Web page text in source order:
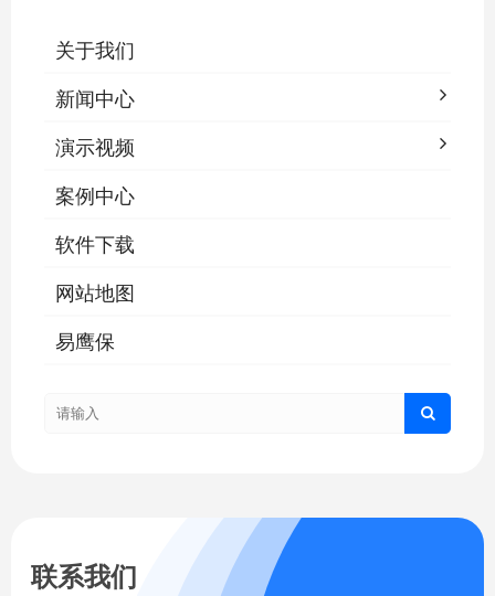
关于我们
新闻中心
演示视频
案例中心
软件下载
网站地图
易鹰保
联系我们